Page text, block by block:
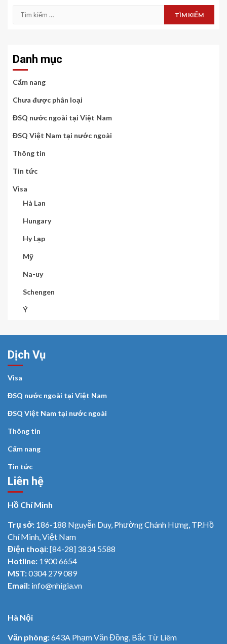
Tìm
Danh mục
Cẩm nang
Chưa được phân loại
ĐSQ nước ngoài tại Việt Nam
ĐSQ Việt Nam tại nước ngoài
Thông tin
Tin tức
Visa
Hà Lan
Hungary
Hy Lạp
Mỹ
Na-uy
Schengen
Ý
Dịch Vụ
Visa
ĐSQ nước ngoài tại Việt Nam
ĐSQ Việt Nam tại nước ngoài
Thông tin
Cẩm nang
Tin tức
Liên hệ
Hồ Chí Minh
Trụ sở: 186-188 Nguyễn Duy, Phường Chánh Hưng, TP.Hồ
Chí Minh, Việt Nam
Điện thoại:[84-28] 3834 5588
Hotline: 1900 6654
MST:0304 279 089
Email: info@nhigia.vn
Hà Nội
Văn phòng:643A Phạm Văn Đồng, Bắc Từ Liêm